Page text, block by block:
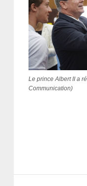
Le prince Albert II a
Communication)